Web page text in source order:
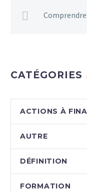
CATÉGORIES
ACTIONS À
AUTRE
DÉFINITION
FORMATION